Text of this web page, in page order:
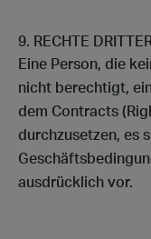
RECHTE
Eine Person, die
nicht berechtigt,
dem Contracts
durchzusetzen, es
ausdrücklich vor.